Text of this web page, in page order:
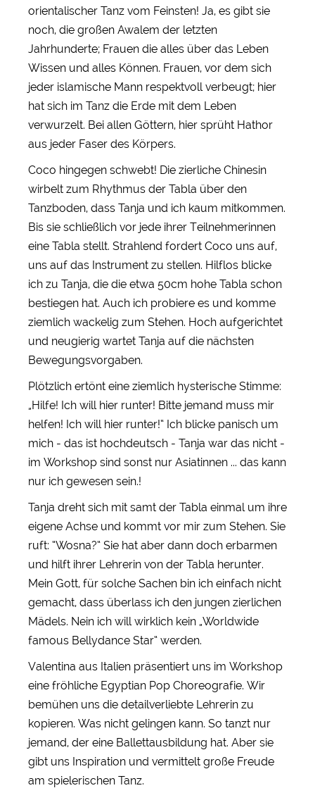
orientalischer Tanz vom Feinsten! Ja, es gibt sie
noch, die großen Awalem der letzten
Jahrhunderte; Frauen die alles über das Leben
Wissen und alles Können. Frauen, vor dem sich
jeder islamische Mann respektvoll verbeugt; hier
hat sich im Tanz die Erde mit dem Leben
verwurzelt. Bei allen Göttern, hier sprüht Hathor
aus jeder Faser des Körpers.
Coco hingegen schwebt! Die zierliche Chinesin
wirbelt zum Rhythmus der Tabla über den
Tanzboden, dass Tanja und ich kaum mitkommen.
Bis sie schließlich vor jede ihrer Teilnehmerinnen
eine Tabla stellt. Strahlend fordert Coco uns auf,
uns auf das Instrument zu stellen. Hilflos blicke
ich zu Tanja, die die etwa 50cm hohe Tabla schon
bestiegen hat. Auch ich probiere es und komme
ziemlich wackelig zum Stehen. Hoch aufgerichtet
und neugierig wartet Tanja auf die nächsten
Bewegungsvorgaben.
Plötzlich ertönt eine ziemlich hysterische Stimme:
„Hilfe! Ich will hier runter! Bitte jemand muss mir
helfen! Ich will hier runter!“ Ich blicke panisch um
mich - das ist hochdeutsch - Tanja war das nicht -
im Workshop sind sonst nur Asiatinnen ... das kann
nur ich gewesen sein.!
Tanja dreht sich mit samt der Tabla einmal um ihre
eigene Achse und kommt vor mir zum Stehen. Sie
ruft: “Wosna?“ Sie hat aber dann doch erbarmen
und hilft ihrer Lehrerin von der Tabla herunter.
Mein Gott, für solche Sachen bin ich einfach nicht
gemacht, dass überlass ich den jungen zierlichen
Mädels. Nein ich will wirklich kein „Worldwide
famous Bellydance Star“ werden.
Valentina aus Italien präsentiert uns im Workshop
eine fröhliche Egyptian Pop Choreografie. Wir
bemühen uns die detailverliebte Lehrerin zu
kopieren. Was nicht gelingen kann. So tanzt nur
jemand, der eine Ballettausbildung hat. Aber sie
gibt uns Inspiration und vermittelt große Freude
am spielerischen Tanz.